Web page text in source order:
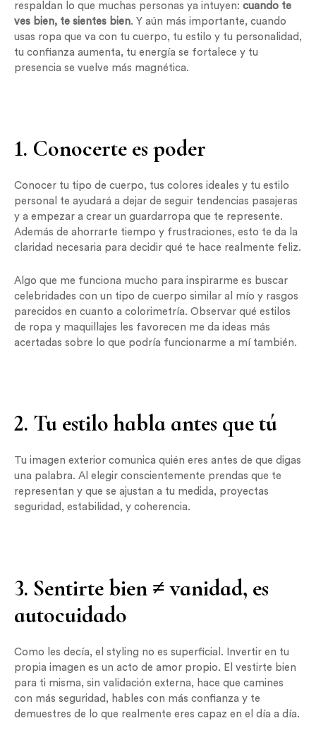
respaldan lo que muchas personas ya intuyen: cuando te
ves bien, te sientes bien. Y aún más importante, cuando
usas ropa que va con tu cuerpo, tu estilo y tu personalidad,
tu confianza aumenta, tu energía se fortalece y tu
presencia se vuelve más magnética.
1. Conocerte es poder
Conocer tu tipo de cuerpo, tus colores ideales y tu estilo
personal te ayudará a dejar de seguir tendencias pasajeras
y a empezar a crear un guardarropa que te represente.
Además de ahorrarte tiempo y frustraciones, esto te da la
claridad necesaria para decidir qué te hace realmente feliz.
Algo que me funciona mucho para inspirarme es buscar
celebridades con un tipo de cuerpo similar al mío y rasgos
parecidos en cuanto a colorimetría. Observar qué estilos
de ropa y maquillajes les favorecen me da ideas más
acertadas sobre lo que podría funcionarme a mí también.
2. Tu estilo habla antes que tú
Tu imagen exterior comunica quién eres antes de que digas
una palabra. Al elegir conscientemente prendas que te
representan y que se ajustan a tu medida, proyectas
seguridad, estabilidad, y coherencia.
3. Sentirte bien ≠ vanidad, es
autocuidado
Como les decía, el styling no es superficial. Invertir en tu
propia imagen es un acto de amor propio. El vestirte bien
para ti misma, sin validación externa, hace que camines
con más seguridad, hables con más confianza y te
demuestres de lo que realmente eres capaz en el día a día.